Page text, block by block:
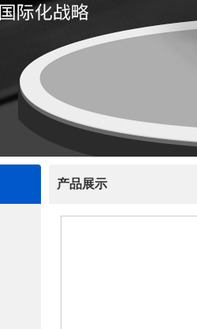
产品展示